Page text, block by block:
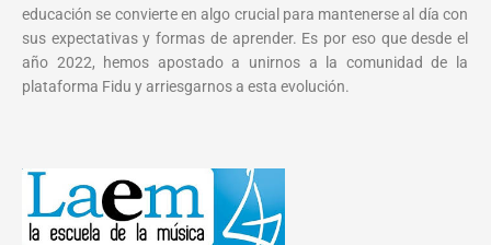
educación se convierte en algo crucial para mantenerse al día con
sus expectativas y formas de aprender. Es por eso que desde el
año 2022, hemos apostado a unirnos a la comunidad de la
plataforma Fidu y arriesgarnos a esta evolución.